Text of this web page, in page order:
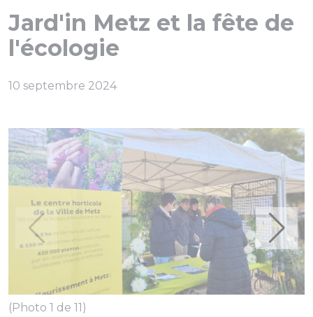
Jard'in Metz et la fête de
l'écologie
10 septembre 2024
(Photo 1 de 11)